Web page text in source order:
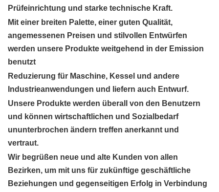
Prüfeinrichtung und starke technische Kraft.
Mit einer breiten Palette, einer guten Qualität,
angemessenen Preisen und stilvollen Entwürfen
werden unsere Produkte weitgehend in der Emission
benutzt
Reduzierung für Maschine, Kessel und andere
Industrieanwendungen und liefern auch Entwurf.
Unsere Produkte werden überall von den Benutzern
und können wirtschaftlichen und Sozialbedarf
ununterbrochen ändern treffen anerkannt und
vertraut.
Wir begrüßen neue und alte Kunden von allen
Bezirken, um mit uns für zukünftige geschäftliche
Beziehungen und gegenseitigen Erfolg in Verbindung